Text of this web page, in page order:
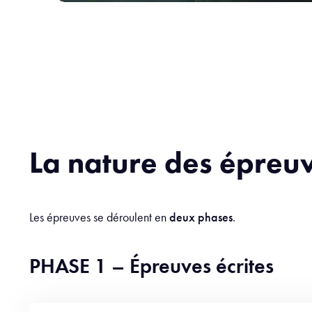
La nature des
Les épreuves se déroulent endeux phases.
PHASE 1 – Épreuves écrites